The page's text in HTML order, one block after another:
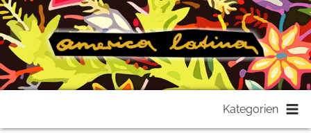
springen
springen
Kategorien